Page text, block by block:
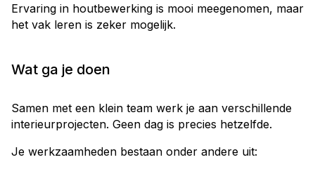
Ervaring in houtbewerking is mooi meegenomen, maar
het vak leren is zeker mogelijk.
Wat ga je doen
Samen met een klein team werk je aan verschillende
interieurprojecten. Geen dag is precies hetzelfde.
Je werkzaamheden bestaan onder andere uit: